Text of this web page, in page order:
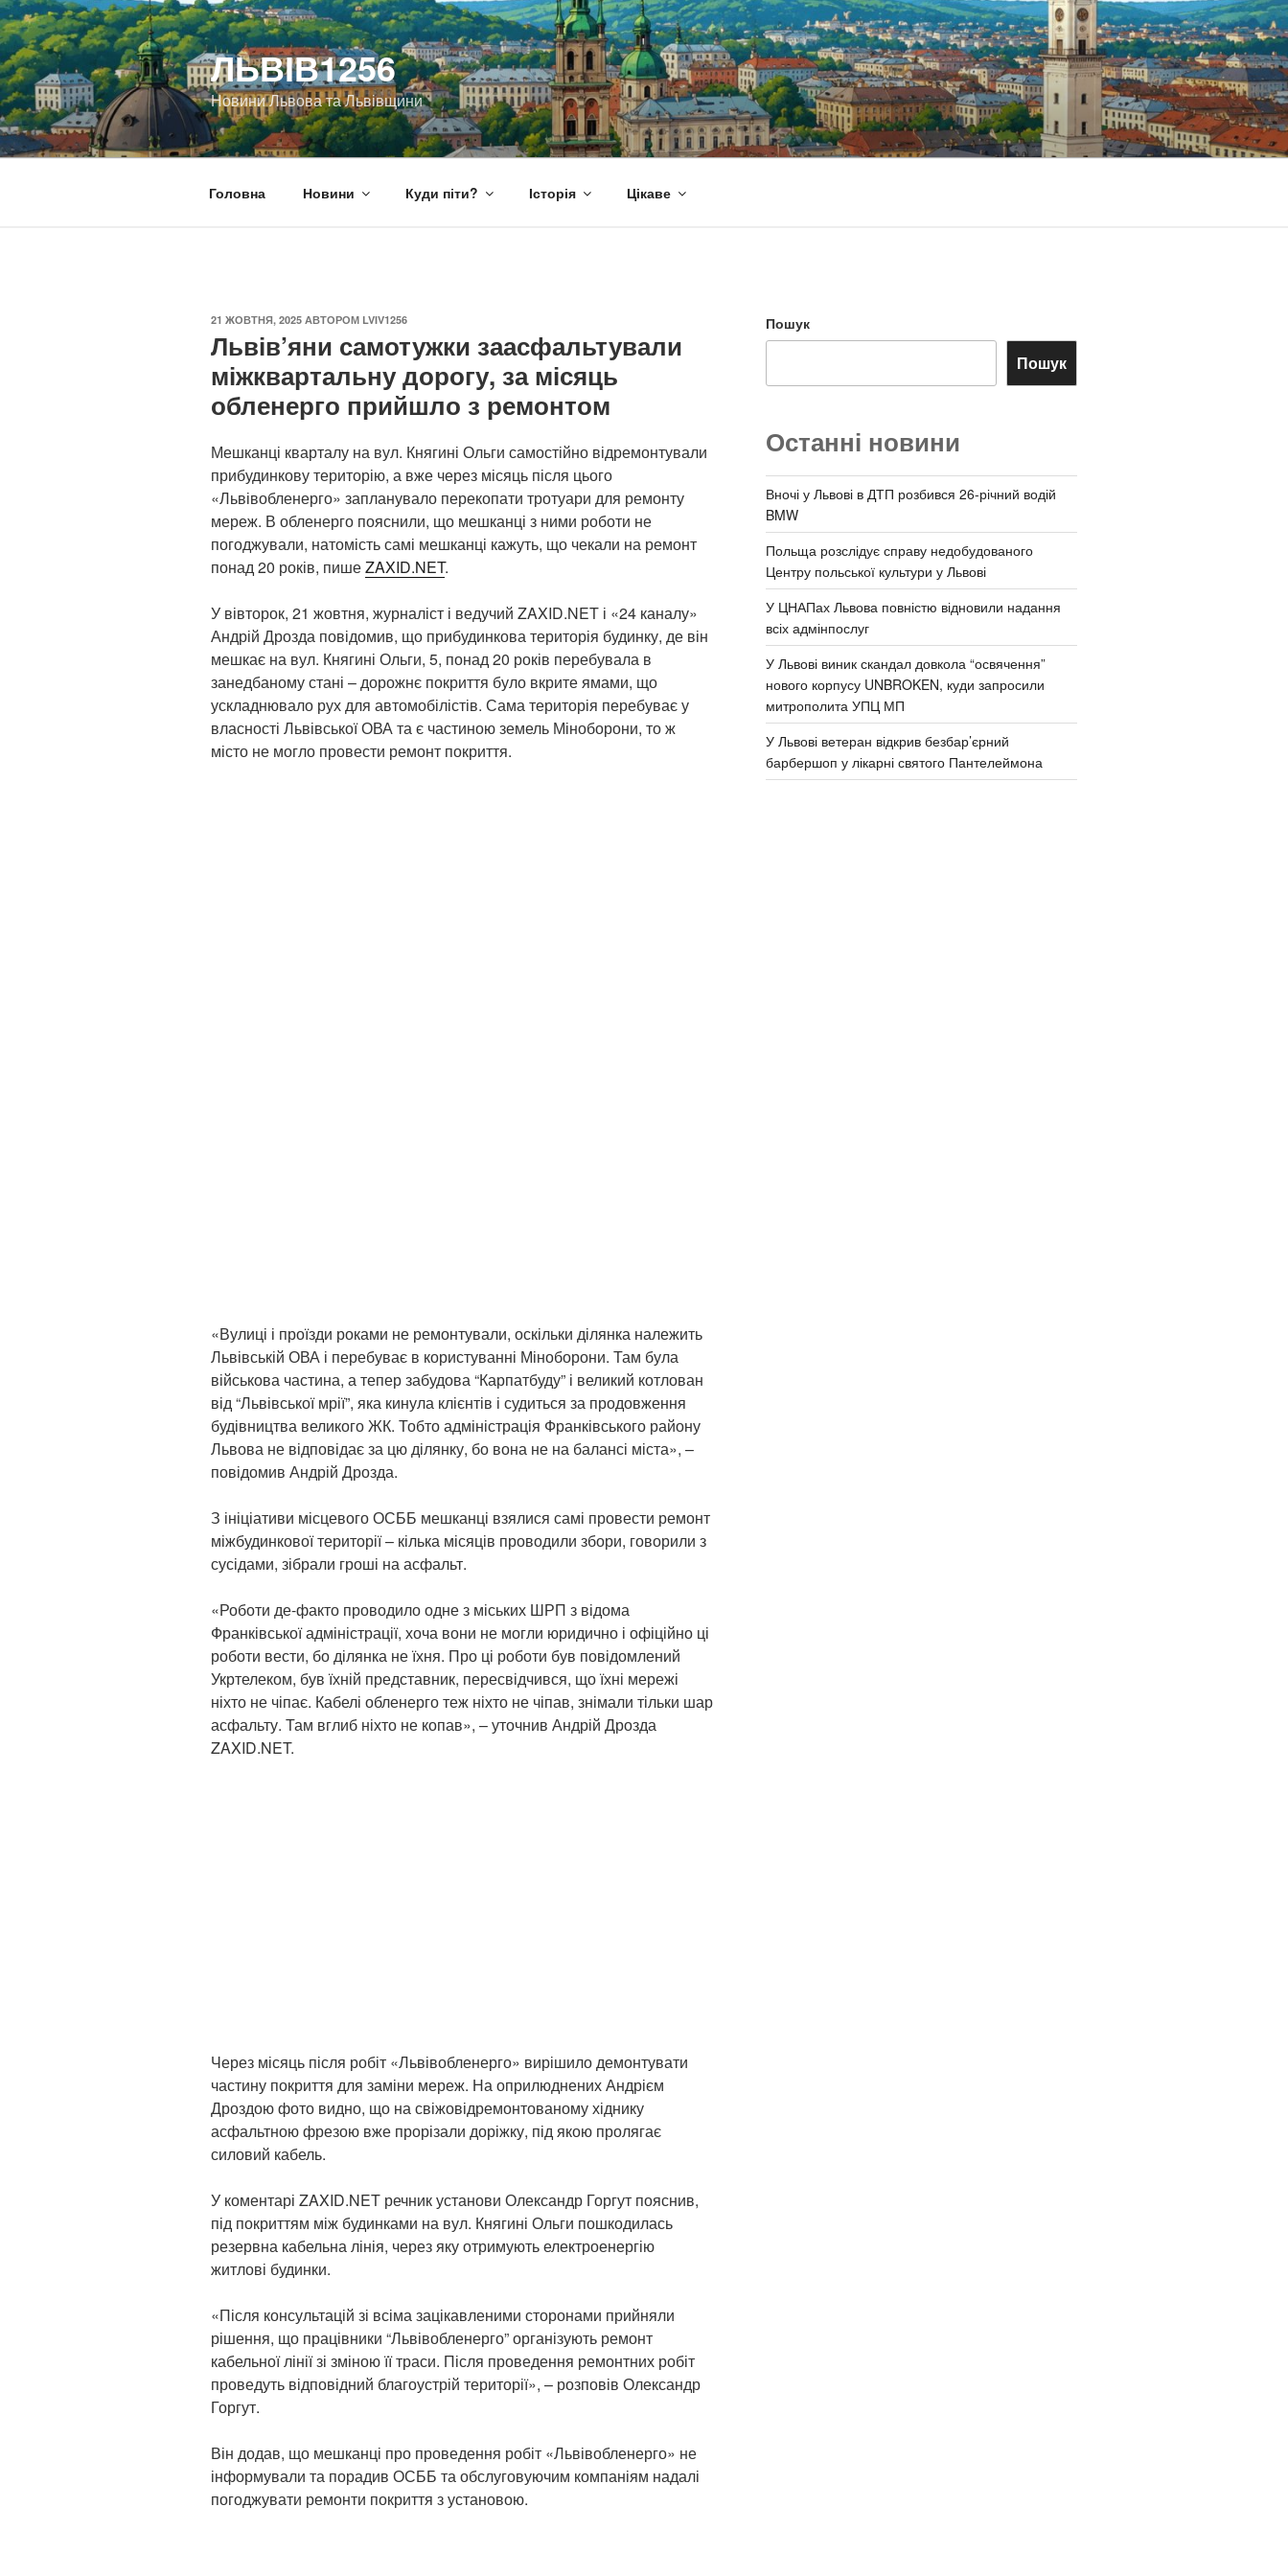
Перейти
до
вмісту
ЛЬВІВ1256
Новини Львова та Львівщини
Головна Новини Куди піти? Історія Цікаве
ОПУБЛІКОВАНО
21 ЖОВТНЯ, 2025 АВТОРОМ LVIV1256
Львів’яни самотужки заасфальтували
міжквартальну дорогу, за місяць
обленерго прийшло з ремонтом
Мешканці кварталу на вул. Княгині Ольги самостійно відремонтували
прибудинкову територію, а вже через місяць після цього
«Львівобленерго» запланувало перекопати тротуари для ремонту
мереж. В обленерго пояснили, що мешканці з ними роботи не
погоджували, натомість самі мешканці кажуть, що чекали на ремонт
понад 20 років, пишеZAXID.NET.
У вівторок, 21 жовтня, журналіст і ведучий ZAXID.NET і «24 каналу»
Андрій Дрозда повідомив, що прибудинкова територія будинку, де він
мешкає на вул. Княгині Ольги, 5, понад 20 років перебувала в
занедбаному стані – дорожнє покриття було вкрите ямами, що
ускладнювало рух для автомобілістів. Сама територія перебуває у
власності Львівської ОВА та є частиною земель Міноборони, то ж
місто не могло провести ремонт покриття.
«Вулиці і проїзди роками не ремонтували, оскільки ділянка належить
Львівській ОВА і перебуває в користуванні Міноборони. Там була
військова частина, а тепер забудова “Карпатбуду” і великий котлован
від “Львівської мрії”, яка кинула клієнтів і судиться за продовження
будівництва великого ЖК. Тобто адміністрація Франківського району
Львова не відповідає за цю ділянку, бо вона не на балансі міста», –
повідомив Андрій Дрозда.
З ініціативи місцевого ОСББ мешканці взялися самі провести ремонт
міжбудинкової території – кілька місяців проводили збори, говорили з
сусідами, зібрали гроші на асфальт.
«Роботи де-факто проводило одне з міських ШРП з відома
Франківської адміністрації, хоча вони не могли юридично і офіційно ці
роботи вести, бо ділянка не їхня. Про ці роботи був повідомлений
Укртелеком, був їхній представник, пересвідчився, що їхні мережі
ніхто не чіпає. Кабелі обленерго теж ніхто не чіпав, знімали тільки шар
асфальту. Там вглиб ніхто не копав», – уточнив Андрій Дрозда
ZAXID.NET.
Через місяць після робіт «Львівобленерго» вирішило демонтувати
частину покриття для заміни мереж. На оприлюднених Андрієм
Дроздою фото видно, що на свіжовідремонтованому хіднику
асфальтною фрезою вже прорізали доріжку, під якою пролягає
силовий кабель.
У коментарі ZAXID.NET речник установи Олександр Горгут пояснив,
під покриттям між будинками на вул. Княгині Ольги пошкодилась
резервна кабельна лінія, через яку отримують електроенергію
житлові будинки.
«Після консультацій зі всіма зацікавленими сторонами прийняли
рішення, що працівники “Львівобленерго” організують ремонт
кабельної лінії зі зміною її траси. Після проведення ремонтних робіт
проведуть відповідний благоустрій території», – розповів Олександр
Горгут.
Він додав, що мешканці про проведення робіт «Львівобленерго» не
інформували та порадив ОСББ та обслуговуючим компаніям надалі
погоджувати ремонти покриття з установою.
Пошук
Пошук
Останні новини
Вночі у Львові в ДТП розбився 26-річний водій
BMW
Польща розслідує справу недобудованого
Центру польської культури у Львові
У ЦНАПах Львова повністю відновили надання
всіх адмінпослуг
У Львові виник скандал довкола “освячення”
нового корпусу UNBROKEN, куди запросили
митрополита УПЦ МП
У Львові ветеран відкрив безбар’єрний
барбершоп у лікарні святого Пантелеймона